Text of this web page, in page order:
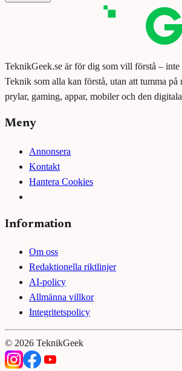
TeknikGeek.se är för dig som vill förstå – inte
Teknik som alla kan förstå, utan att tumma
prylar, gaming, appar, mobiler och den
Meny
Annonsera
Kontakt
Hantera Cookies
Information
Om oss
Redaktionella riktlinjer
AI-policy
Allmänna villkor
Integritetspolicy
© 2026 TeknikGeek